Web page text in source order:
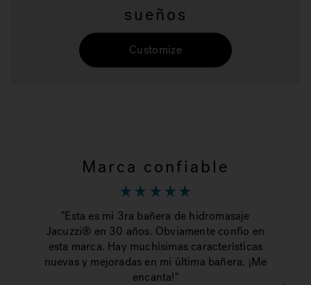
sueños
Customize
Marca confiable
"Esta es mi 3ra bañera de hidromasaje
Jacuzzi® en 30 años. Obviamente confío en
esta marca. Hay muchísimas características
nuevas y mejoradas en mi última bañera. ¡Me
encanta!"